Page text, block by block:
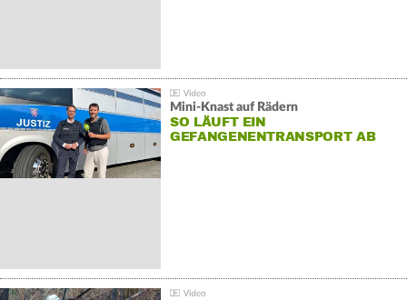
Mini-Knast auf Rädern
SO LÄUFT EIN
GEFANGENENTRANSPORT AB